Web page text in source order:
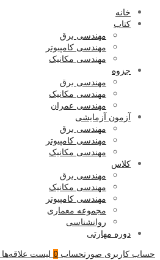
خانه
کتاب
مهندسی برق
مهندسی کامپیوتر
مهندسی مکانیک
جزوه
مهندسی برق
مهندسی مکانیک
مهندسی عمران
آزمون آزمایشی
مهندسی برق
مهندسی کامپیوتر
مهندسی مکانیک
کلاس
مهندسی برق
مهندسی مکانیک
مهندسی کامپیوتر
مجموعه معماری
روانشناسی
دوره مهارتی
حساب کاربری صورتحساب 0 لیست علاقه‌ها